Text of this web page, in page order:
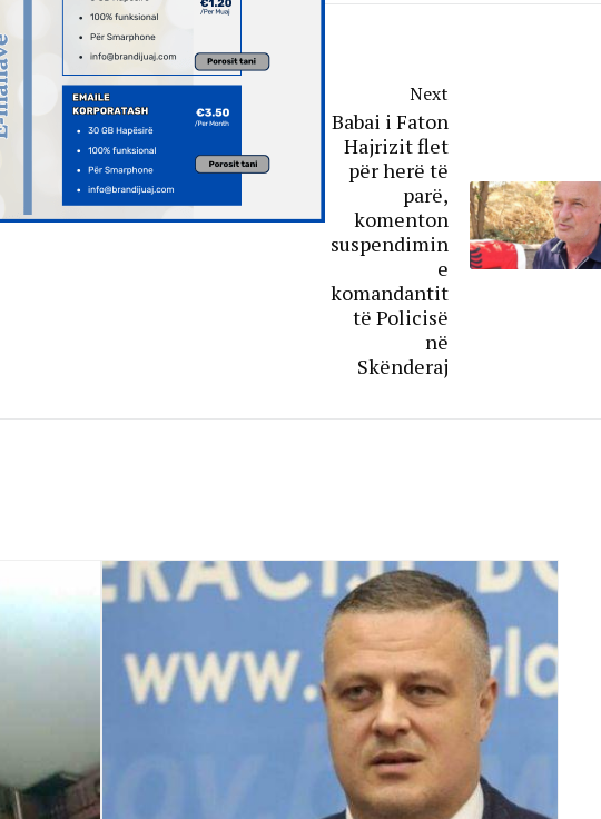
Next
Babai i Faton
Hajrizit flet
për herë të
parë,
komenton
suspendimin
e
komandantit
të Policisë
në
Skënderaj